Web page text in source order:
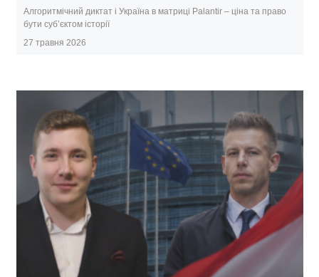
Алгоритмічний диктат і Україна в матриці Palantir – ціна та право
бути суб’єктом історії
27 травня 2026